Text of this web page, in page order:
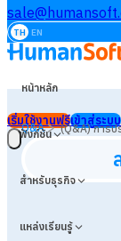
TH EN
หน้าหลัก
ฟังก์ชัน
สำหรับธุรกิจ
แหล่งเรียนรู้
เริ่มใช้งานฟรีเข้าสู่ระบบ
Q&A>(Q&A) การป